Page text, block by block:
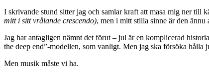
I skrivande stund sitter jag och samlar kraft att masa mig ner till
mitt i sitt vrålande crescendo), men i mitt stilla sinne är den ännu
Jag har antagligen nämnt det förut – jul är en komplicerad
the deep end”-modellen, som vanligt. Men jag ska försöka
Men musik måste vi ha.